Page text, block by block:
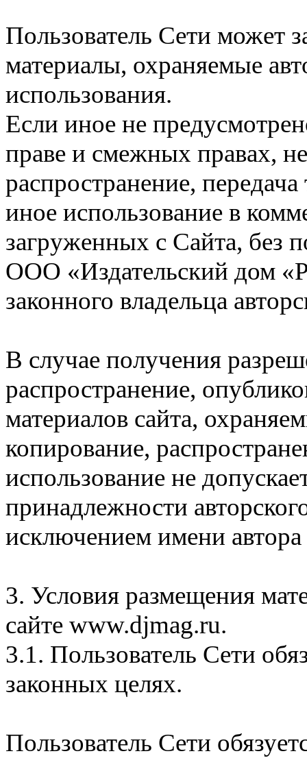
Пользователь Сети может
материалы, охраняемые
использования.
Если иное не
праве и смежных правах,
распространение,
иное использование в
загруженных с Сайта, без
ООО «Издательский дом
законного владельца
В случае получения
распространение,
материалов сайта,
копирование,
использование не
принадлежности
исключением имени автора
3. Условия размещения
сайте www.djmag.ru.
3.1. Пользователь Сети
законных целях.
Пользователь Сети